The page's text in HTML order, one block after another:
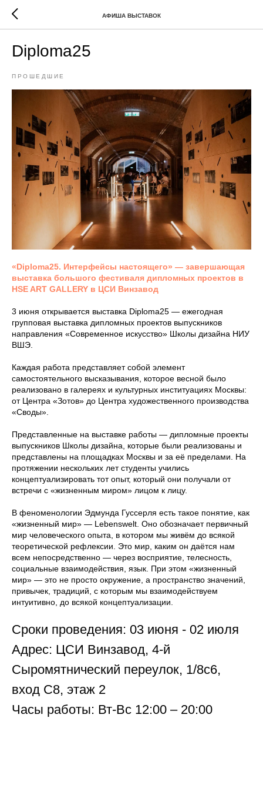
АФИША ВЫСТАВОК
Diploma25
ПРОШЕДШИЕ
«Diploma25. Интерфейсы настоящего» — завершающая
выставка большого фестиваля дипломных проектов в
HSE ART GALLERY в ЦСИ Винзавод
3 июня открывается выставка Diploma25 — ежегодная
групповая выставка дипломных проектов выпускников
направления «Современное искусство» Школы дизайна НИУ
ВШЭ.
Каждая работа представляет собой элемент
самостоятельного высказывания, которое весной было
реализовано в галереях и культурных институациях Москвы:
от Центра «Зотов» до Центра художественного производства
«Своды».
Представленные на выставке работы — дипломные проекты
выпускников Школы дизайна, которые были реализованы и
представлены на площадках Москвы и за её пределами. На
протяжении нескольких лет студенты учились
концептуализировать тот опыт, который они получали от
встречи с «жизненным миром» лицом к лицу.
В феноменологии Эдмунда Гуссерля есть такое понятие, как
«жизненный мир» — Lebenswelt. Оно обозначает первичный
мир человеческого опыта, в котором мы живём до всякой
теоретической рефлексии. Это мир, каким он даётся нам
всем непосредственно — через восприятие, телесность,
социальные взаимодействия, язык. При этом «жизненный
мир» — это не просто окружение, а пространство значений,
привычек, традиций, с которым мы взаимодействуем
интуитивно, до всякой концептуализации.
Сроки проведения: 03 июня - 02 июля
Адрес: ЦСИ Винзавод, 4-й
Сыромятнический переулок, 1/8с6,
вход С8, этаж 2
Часы работы: Вт-Вс 12:00 – 20:00